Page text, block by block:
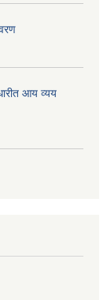
आय व्यय